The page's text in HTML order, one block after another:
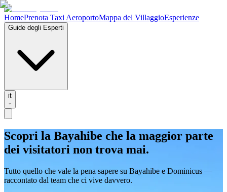
HomePrenota Taxi AeroportoMappa del VillaggioEsperienze
Guide degli Esperti
it
Scopri la Bayahibe che la maggior parte
dei visitatori non trova mai.
Tutto quello che vale la pena sapere su Bayahibe e Dominicus —
raccontato dal team che ci vive davvero.